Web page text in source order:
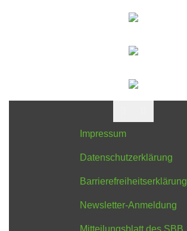
Impressum
Datenschutzerklärung
Barrierefreiheitserklärung
Newsletter-Anmeldung
Mitteilungsblatt des SBB